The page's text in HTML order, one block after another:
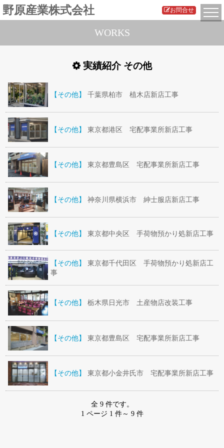
野原産業株式会社 お問合せ
WORKS
実績紹介 その他
【その他】 千葉県柏市 植木店新店工事
【その他】 東京都港区 宅配事業所新店工事
【その他】 東京都豊島区 宅配事業所新店工事
【その他】 神奈川県横浜市 紳士服店新店工事
【その他】 東京都中央区 手荷物預かり処新店工事
【その他】
東京都千代田区 手荷物預かり処新店工
事
【その他】 栃木県日光市 土産物店改装工事
【その他】 東京都豊島区 宅配事業所新店工事
【その他】 東京都小金井氏市 宅配事業所新店工事
全 9 件です。
1 ページ 1 件～ 9 件